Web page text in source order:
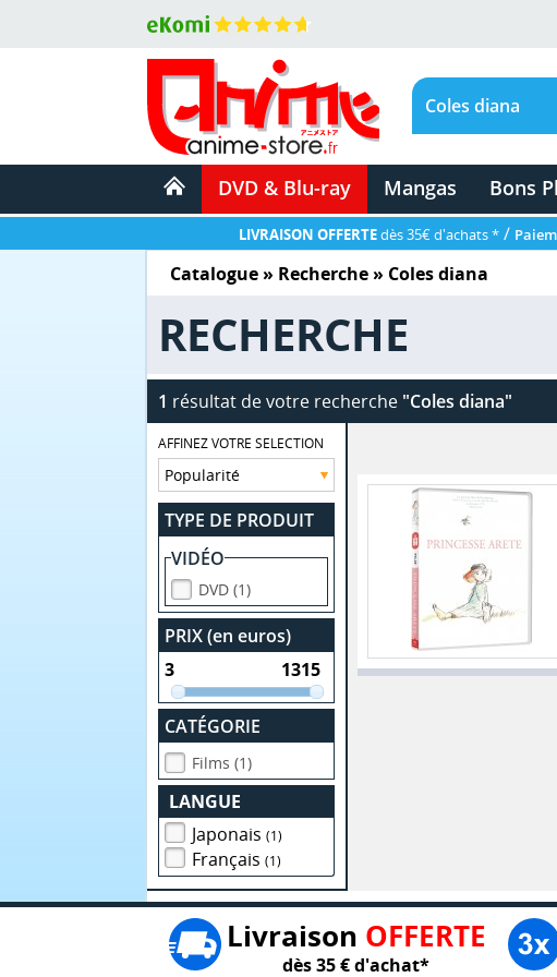
DVD & Blu-ray Mangas Bons
LIVRAISON OFFERTEdès 35€ d'achats * /
Catalogue» Recherche » Coles diana
RECHERCHE
1 résultat de votre recherche "Coles diana"
AFFINEZ VOTRE SELECTION
TYPE DE PRODUIT
VIDÉO
DVD (1)
PRIX (en euros)
CATÉGORIE
Films (1)
LANGUE
Japonais(1)
Français(1)
Livraison OFFERTE
dès 35 € d'achat*